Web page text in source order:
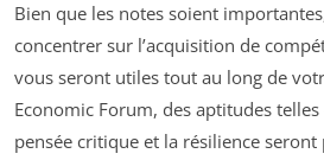
Bien que les notes soient
concentrer sur l’acquisition de
vous seront utiles tout au long de
Economic Forum, des aptitudes
pensée critique et la résilience